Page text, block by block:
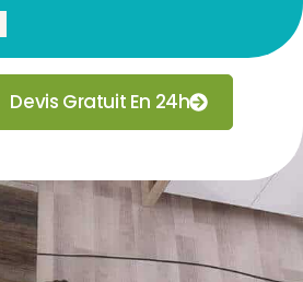
Devis Gratuit En 24h